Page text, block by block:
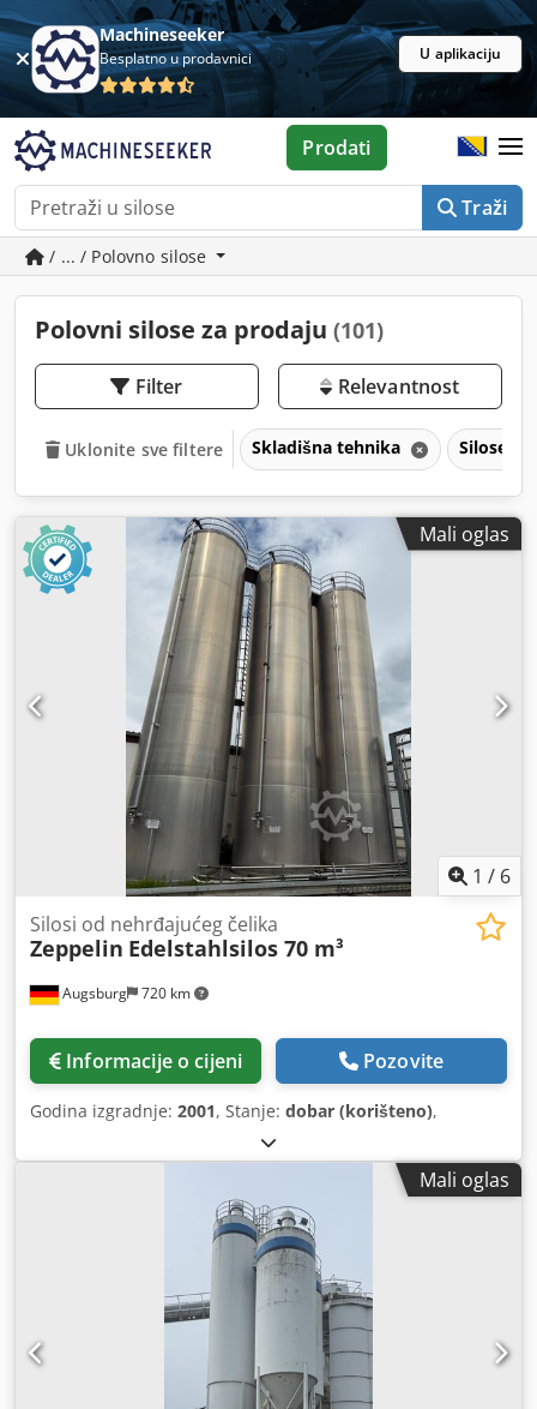
Machineseeker
Besplatno u prodavnici U aplikaciju
Traži
Prodati
/ ... / Polovno silose
Polovni silose za prodaju (101)
Filter Relevantnost
Uklonite sve filtere Skladišna tehnika Silose
Mali oglas
1 / 6
Augsburg 720 km
Silosi od nehrđajućeg čelika
Zeppelin Edelstahlsilos 70 m³
Informacije o cijeni Pozovite
Godina izgradnje: 2001, Stanje: dobar (korišteno),
Mali oglas